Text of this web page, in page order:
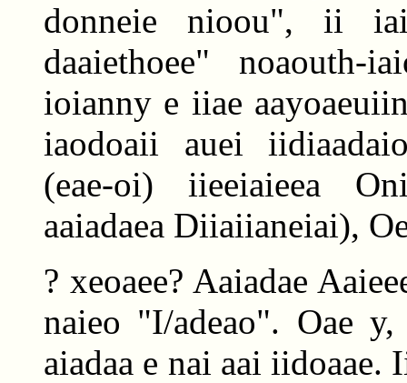
donneie nioou", ii
daaiethoee" noaouth-
ioianny e iiae
iaodoaii auei
(eae-oi) iieeiaieea
aaiadaea Diiaiianeiai),
? xeoaee? Aaiadae
naieo "I/adeao". Oae y,
aiadaa e nai aai iidoaae.